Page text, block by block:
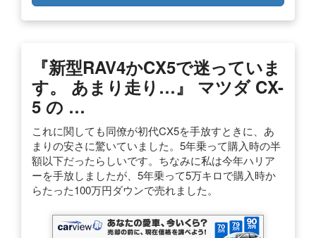
『新型RAV4かCX5で迷っていま
す。 あまり走り…』 マツダ CX-
5 の …
これに関しても同僚が初代CX5を手放すときに、あ
まりの安さに驚いていました。5年乗って購入時の半
額以下だったらしいです。ちなみに私は今年ハリア
ーを手放しましたが、5年乗って5万キロで購入時か
らたった100万円ダウンで売れました。